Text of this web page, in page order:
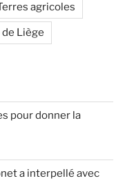
agricoles
Liège
pour donner la
a interpellé avec